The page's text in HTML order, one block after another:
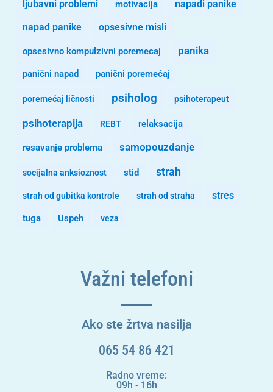
ljubavni problemi motivacija napadi panike
napad panike opsesivne misli
opsesivno kompulzivni poremecaj panika
panični napad panični poremećaj
poremećaj ličnosti psiholog psihoterapeut
psihoterapija REBT relaksacija
resavanje problema samopouzdanje
socijalna anksioznost stid strah
strah od gubitka kontrole strah od straha stres
tuga Uspeh veza
Važni telefoni
Ako ste žrtva nasilja
065 54 86 421
Radno vreme:
09h - 16h